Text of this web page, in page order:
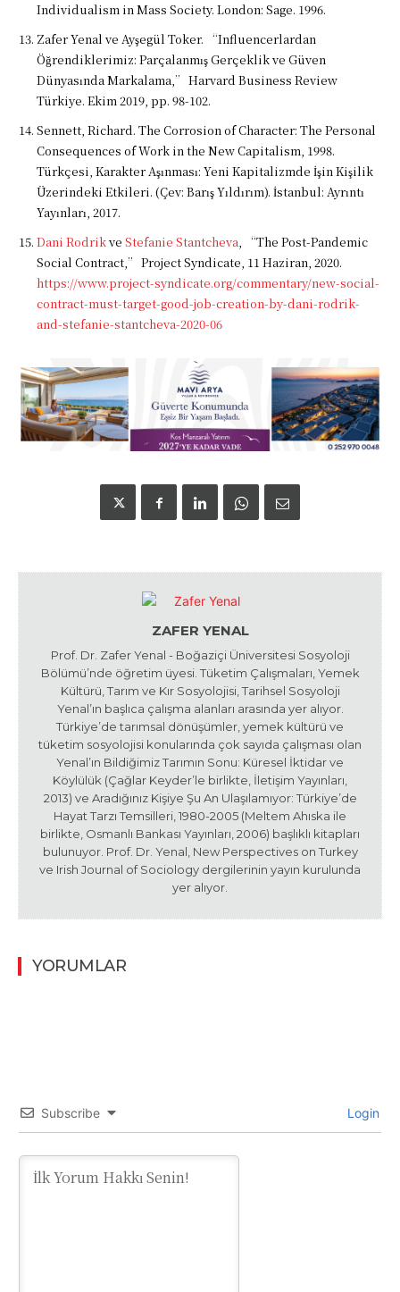
Individualism in Mass Society. London: Sage. 1996.
Zafer Yenal ve Ayşegül Toker. “Influencerlardan
Öğrendiklerimiz: Parçalanmış Gerçeklik ve Güven
Dünyasında Markalama,” Harvard Business Review
Türkiye. Ekim 2019, pp. 98-102.
Sennett, Richard. The Corrosion of Character: The Personal
Consequences of Work in the New Capitalism, 1998.
Türkçesi, Karakter Aşınması: Yeni Kapitalizmde İşin Kişilik
Üzerindeki Etkileri. (Çev: Barış Yıldırım). İstanbul: Ayrıntı
Yayınları, 2017.
Dani Rodrikve Stefanie Stantcheva, “The Post-Pandemic
Social Contract,” Project Syndicate, 11 Haziran, 2020.
https://www.project-syndicate.org/commentary/new-social-
contract-must-target-good-job-creation-by-dani-rodrik-
and-stefanie-stantcheva-2020-06
ZAFER YENAL
Prof. Dr. Zafer Yenal - Boğaziçi Üniversitesi Sosyoloji
Bölümü’nde öğretim üyesi. Tüketim Çalışmaları, Yemek
Kültürü, Tarım ve Kır Sosyolojisi, Tarihsel Sosyoloji
Yenal’ın başlıca çalışma alanları arasında yer alıyor.
Türkiye’de tarımsal dönüşümler, yemek kültürü ve
tüketim sosyolojisi konularında çok sayıda çalışması olan
Yenal’ın Bildiğimiz Tarımın Sonu: Küresel İktidar ve
Köylülük (Çağlar Keyder’le birlikte, İletişim Yayınları,
2013) ve Aradığınız Kişiye Şu An Ulaşılamıyor: Türkiye’de
Hayat Tarzı Temsilleri, 1980-2005 (Meltem Ahıska ile
birlikte, Osmanlı Bankası Yayınları, 2006) başlıklı kitapları
bulunuyor. Prof. Dr. Yenal, New Perspectives on Turkey
ve Irish Journal of Sociology dergilerinin yayın kurulunda
yer alıyor.
YORUMLAR
Subscribe Login